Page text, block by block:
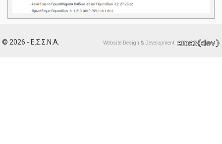
© 2026 - Ε.Σ.Σ.Ν.Α. Website Design & Development